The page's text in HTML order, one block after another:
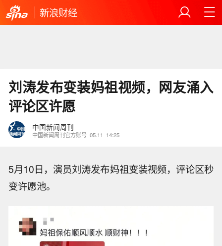
新浪财经
刘涛发布变装妈祖视频，网友涌入
评论区许愿
中国新闻周刊
中国新闻周刊官方账号 05.11 14:25
5月10日，演员刘涛发布妈祖变装视频，评论区秒
变许愿池。